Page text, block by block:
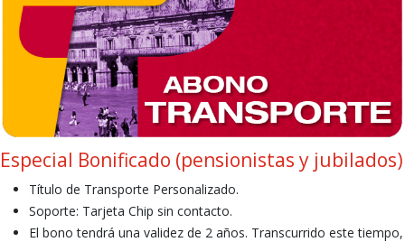
Especial Bonificado (pensionistas y jubilados)
Título de Transporte Personalizado.
Soporte: Tarjeta Chip sin contacto.
El bono tendrá una validez de 2 años. Transcurrido este tiempo,